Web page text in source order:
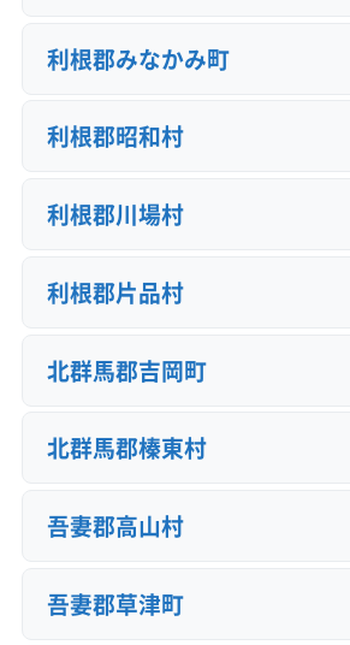
利根郡みなかみ町
利根郡昭和村
利根郡川場村
利根郡片品村
北群馬郡吉岡町
北群馬郡榛東村
吾妻郡高山村
吾妻郡草津町